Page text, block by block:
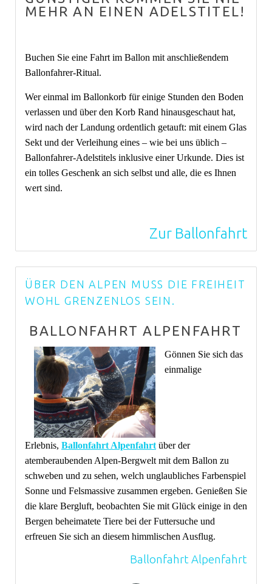
MEHR AN EINEN ADELSTITEL!
Buchen Sie eine Fahrt im Ballon mit anschließendem
Ballonfahrer-Ritual.
Wer einmal im Ballonkorb für einige Stunden den Boden
verlassen und über den Korb Rand hinausgeschaut hat,
wird nach der Landung ordentlich getauft: mit einem Glas
Sekt und der Verleihung eines – wie bei uns üblich –
Ballonfahrer-Adelstitels inklusive einer Urkunde. Dies ist
ein tolles Geschenk an sich selbst und alle, die es Ihnen
wert sind.
Zur Ballonfahrt
ÜBER DEN ALPEN MUSS DIE FREIHEIT
WOHL GRENZENLOS SEIN.
BALLONFAHRT ALPENFAHRT
Gönnen Sie sich das
einmalige
Erlebnis, Ballonfahrt Alpenfahrt über der
atemberaubenden Alpen-Bergwelt mit dem Ballon zu
schweben und zu sehen, welch unglaubliches Farbenspiel
Sonne und Felsmassive zusammen ergeben. Genießen Sie
die klare Bergluft, beobachten Sie mit Glück einige in den
Bergen beheimatete Tiere bei der Futtersuche und
erfreuen Sie sich an diesem himmlischen Ausflug.
Ballonfahrt Alpenfahrt